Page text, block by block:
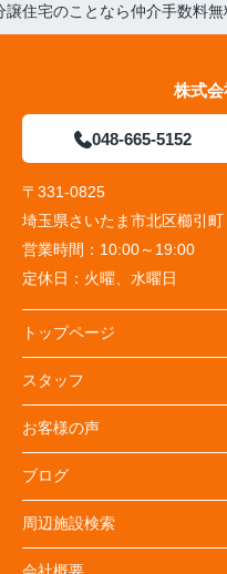
住宅のことなら仲介手数料無
株式
048-665-5152
〒331-0825
埼玉県さいたま市北区櫛引町
営業時間： 10:00～19:00
定休日： 火曜、水曜日
トップページ
スタッフ
お客様の声
ブログ
周辺施設検索